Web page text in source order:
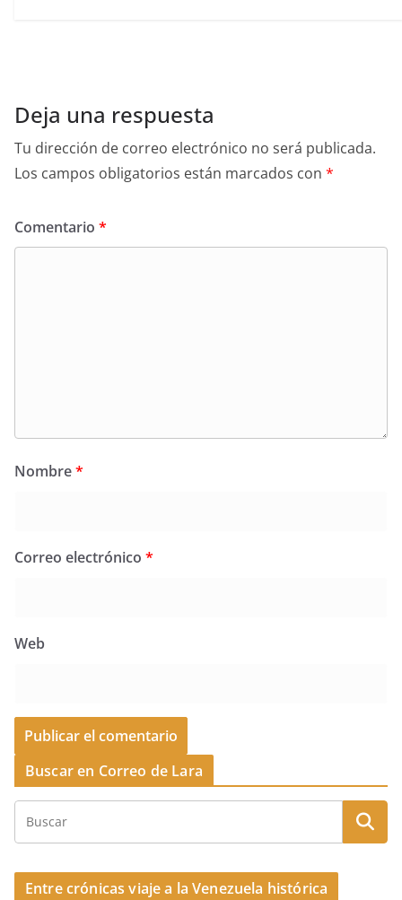
Deja una respuesta
Tu dirección de correo electrónico no será publicada.
Los campos obligatorios están marcados con *
Comentario *
Nombre*
Correo electrónico *
Web
Buscar en Correo de Lara
Entre crónicas viaje a la Venezuela histórica